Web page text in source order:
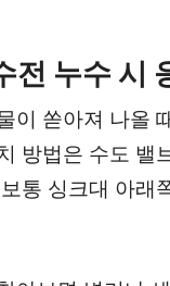
전 누수 시
이 쏟아져 나올
방법은 수도 밸
통 싱크대 아래